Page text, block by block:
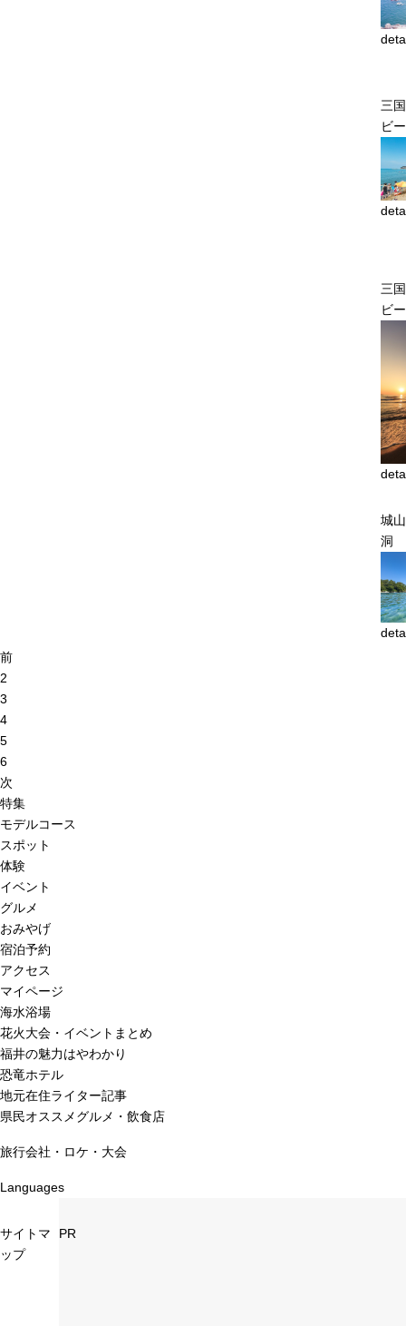
三
ビ
三
ビ
城
洞
前
2
3
4
5
6
次
特集
モデルコース
スポット
体験
イベント
グルメ
おみやげ
宿泊予約
アクセス
マイページ
海水浴場
花火大会・イベントまとめ
福井の魅力はやわかり
恐竜ホテル
地元在住ライター記事
県民オススメグルメ・飲食店
旅行会社・ロケ・大会
Languages
サイトマ
ップ
PR